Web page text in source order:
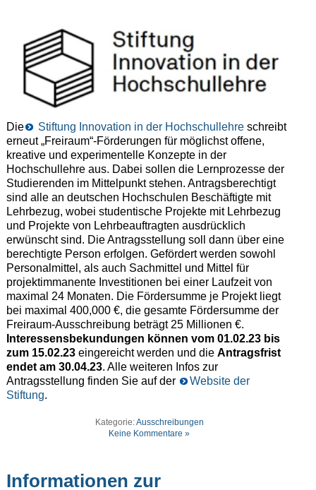
Die Stiftung Innovation in der Hochschullehreschreibt
erneut „Freiraum“-Förderungen für möglichst offene,
kreative und experimentelle Konzepte in der
Hochschullehre aus. Dabei sollen die Lernprozesse der
Studierenden im Mittelpunkt stehen. Antragsberechtigt
sind alle an deutschen Hochschulen Beschäftigte mit
Lehrbezug, wobei studentische Projekte mit Lehrbezug
und Projekte von Lehrbeauftragten ausdrücklich
erwünscht sind. Die Antragsstellung soll dann über eine
berechtigte Person erfolgen. Gefördert werden sowohl
Personalmittel, als auch Sachmittel und Mittel für
projektimmanente Investitionen bei einer Laufzeit von
maximal 24 Monaten. Die Fördersumme je Projekt liegt
bei maximal 400,000 €, die gesamte Fördersumme der
Freiraum-Ausschreibung beträgt 25 Millionen €.
Interessensbekundungen können vom 01.02.23 bis
zum 15.02.23eingereicht werden und die Antragsfrist
endet am 30.04.23. Alle weiteren Infos zur
Antragsstellung finden Sie auf der
Website der
Stiftung.
Kategorie:Ausschreibungen
Keine Kommentare »
Informationen zur